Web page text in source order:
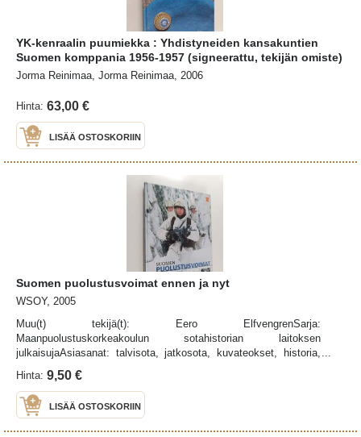
YK-kenraalin puumiekka : Yhdistyneiden kansakuntien
Suomen komppania 1956-1957 (signeerattu, tekijän omiste)
Jorma Reinimaa, Jorma Reinimaa, 2006
Hinta: 63,00 €
LISÄÄ OSTOSKORIIN
Suomen puolustusvoimat ennen ja nyt
WSOY, 2005
Muu(t) tekijä(t): Eero ElfvengrenSarja:
Maanpuolustuskorkeakoulun sotahistorian laitoksen
julkaisujaAsiasanat: talvisota, jatkosota, kuvateokset, historia,
Suomen sisällissota, lotat
Hinta: 9,50 €
LISÄÄ OSTOSKORIIN